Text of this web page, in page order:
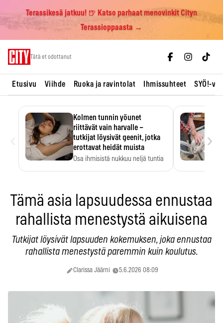
Terassikesä jatkuu! 🍺 Katso parhaat menovinkit Cityn
Terassioppaasta →
Tätä et odottanut
Etusivu Viihde Ruoka ja ravintolat Ihmissuhteet SYÖ!-
Kolmen tunnin yöunet
riittävät vain harvalle –
tutkijat löysivät geenit, jotka
erottavat heidät muista
Osa ihmisistä nukkuu neljä tuntia
›
Tämä asia lapsuudessa ennustaa
rahallista menestystä aikuisena
Tutkijat löysivät lapsuuden kokemuksen, joka ennustaa
rahallista menestystä paremmin kuin koulutus.
Clarissa Jäärni 5.6.2026 08:09